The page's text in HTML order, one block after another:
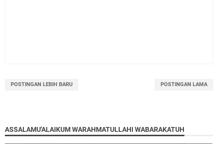
POSTINGAN LEBIH BARU POSTINGAN LAMA
ASSALAMU'ALAIKUM WARAHMATULLAHI WABARAKATUH